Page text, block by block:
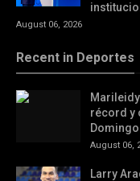
August 06, 2026
Recent in Deportes
récord y
August 06,
Larry